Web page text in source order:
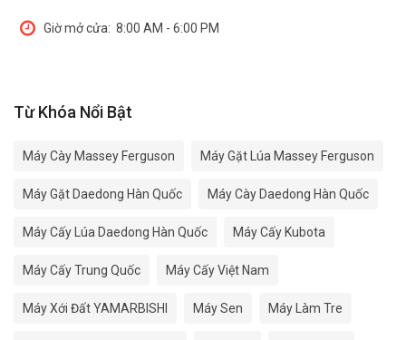
Giờ mở cửa: 8:00 AM - 6:00 PM
Từ Khóa Nổi Bật
Máy Cày Massey Ferguson Máy Gặt Lúa Massey Ferguson
Máy Gặt Daedong Hàn Quốc Máy Cày Daedong Hàn Quốc
Máy Cấy Lúa Daedong Hàn Quốc Máy Cấy Kubota
Máy Cấy Trung Quốc Máy Cấy Việt Nam
Máy Xới Đất YAMARBISHI Máy Sen Máy Làm Tre